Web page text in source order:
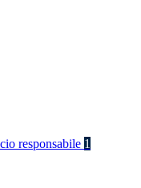
responsabile 1